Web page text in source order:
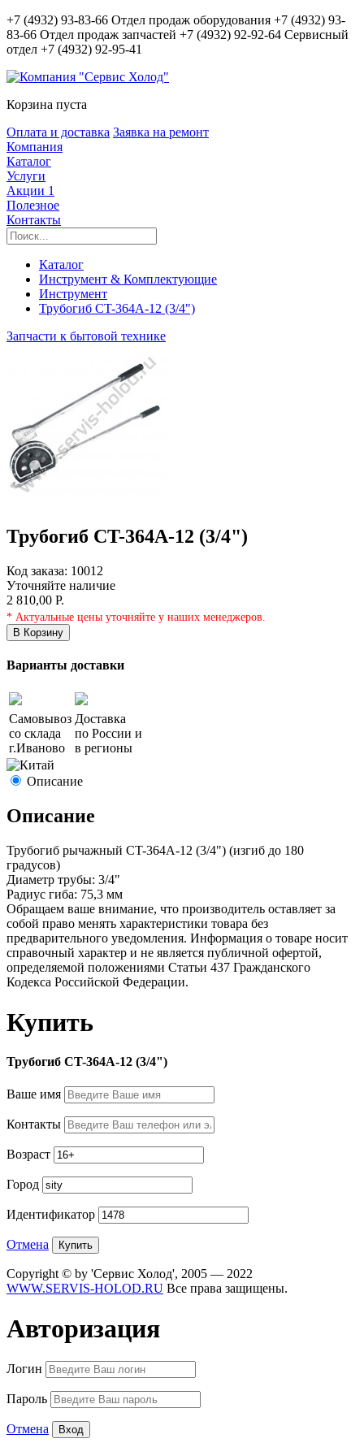
+7 (4932) 93-83-66 Отдел продаж оборудования +7 (4932) 93-
83-66 Отдел продаж запчастей +7 (4932) 92-92-64 Сервисный
отдел +7 (4932) 92-95-41
Корзина пуста
Оплата и доставка Заявка на ремонт
Компания
Каталог
Услуги
Акции 1
Полезное
Контакты
Каталог
Инструмент & Комплектующие
Инструмент
Трубогиб CT-364A-12 (3/4")
Запчасти к бытовой технике
Трубогиб CT-364A-12 (3/4")
Код заказа: 10012
Уточняйте наличие
2 810,00 Р.
* Актуальные цены уточняйте у наших менеджеров.
В Корзину
Варианты доставки
Самовывоз
со склада
г.Иваново
Доставка
по России и
в регионы
Описание
Описание
Трубогиб рычажный CT-364A-12 (3/4") (изгиб до 180
градусов)
Диаметр трубы: 3/4"
Радиус гиба: 75,3 мм
Обращаем ваше внимание, что производитель оставляет за
собой право менять характеристики товара без
предварительного уведомления. Информация о товаре носит
справочный характер и не является публичной офертой,
определяемой положениями Статьи 437 Гражданского
Кодекса Российской Федерации.
Купить
Трубогиб CT-364A-12 (3/4")
Ваше имя
Контакты
Возраст
Город
Идентификатор
Отмена
Copyright © by 'Сервис Холод', 2005 — 2022
WWW.SERVIS-HOLOD.RU Все права защищены.
Авторизация
Логин
Пароль
Отмена